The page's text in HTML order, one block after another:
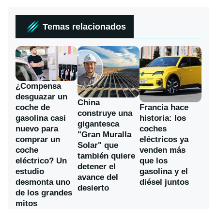
Temas relacionados
¿Compensa
desguazar un
coche de
gasolina casi
nuevo para
comprar un
coche
eléctrico? Un
estudio
desmonta uno
de los grandes
mitos
China
construye una
gigantesca
"Gran Muralla
Solar" que
también quiere
detener el
avance del
desierto
Francia hace
historia: los
coches
eléctricos ya
venden más
que los
gasolina y el
diésel juntos